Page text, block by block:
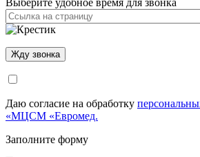
Выберите удобное время для звонка
Даю согласие на обработку
«МЦСМ «Евромед.
Заполните форму